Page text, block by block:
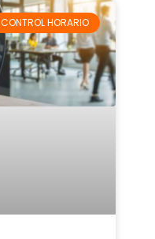
CONTROL HORARIO